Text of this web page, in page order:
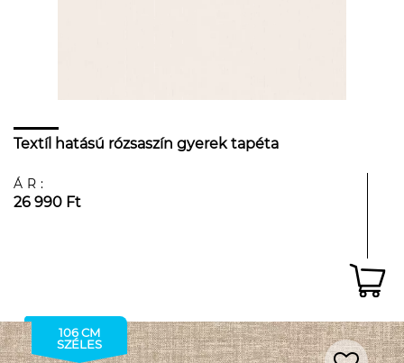
Textíl hatású rózsaszín gyerek tapéta
ÁR:
26 990 Ft
106 CM
SZÉLES